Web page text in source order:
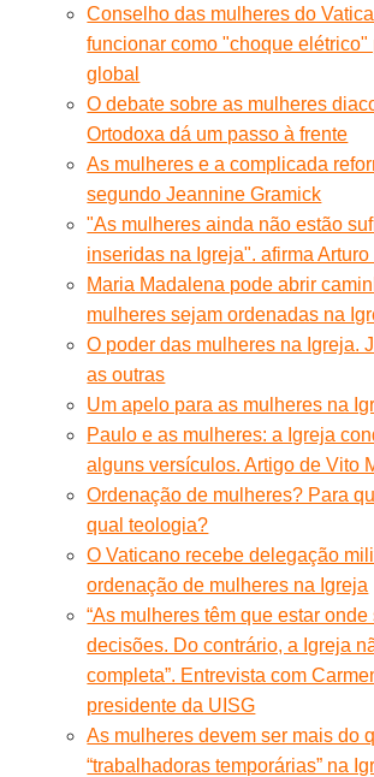
Conselho das mulheres do
funcionar como "choque elétrico"
global
O debate sobre as mulheres
Ortodoxa dá um passo à frente
As mulheres e a complicada
segundo Jeannine Gramick
"As mulheres ainda não estão
inseridas na Igreja". afirma Arturo
Maria Madalena pode abrir
mulheres sejam ordenadas na
O poder das mulheres na Igreja.
as outras
Um apelo para as mulheres na
Paulo e as mulheres: a Igreja
alguns versículos. Artigo de Vito
Ordenação de mulheres? Para
qual teologia?
O Vaticano recebe delegação
ordenação de mulheres na Igreja
“As mulheres têm que estar
decisões. Do contrário, a Igreja
completa”. Entrevista com
presidente da UISG
As mulheres devem ser mais do
“trabalhadoras temporárias” na